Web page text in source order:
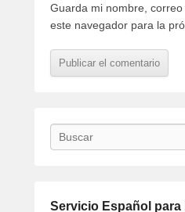
Guarda mi nombre,
este navegador para la
Buscar
Servicio Español para